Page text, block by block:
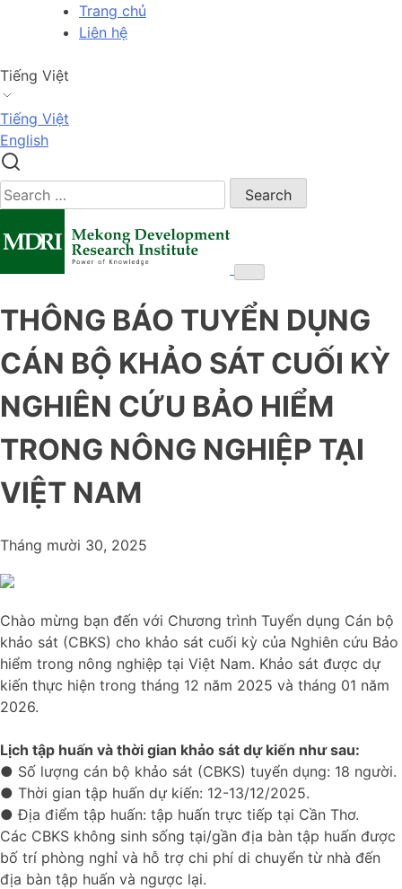
Trang chủ
Liên hệ
Tiếng Việt
Tiếng Việt
English
Search
for:
THÔNG BÁO TUYỂN DỤNG
CÁN BỘ KHẢO SÁT CUỐI KỲ
NGHIÊN CỨU BẢO HIỂM
TRONG NÔNG NGHIỆP TẠI
VIỆT NAM
Tháng mười 30, 2025
Chào mừng bạn đến với Chương trình Tuyển dụng Cán bộ
khảo sát (CBKS) cho khảo sát cuối kỳ của Nghiên cứu Bảo
hiểm trong nông nghiệp tại Việt Nam. Khảo sát được dự
kiến thực hiện trong tháng 12 năm 2025 và tháng 01 năm
2026.
Lịch tập huấn và thời gian khảo sát dự kiến như sau:
● Số lượng cán bộ khảo sát (CBKS) tuyển dụng: 18 người.
● Thời gian tập huấn dự kiến: 12-13/12/2025.
● Địa điểm tập huấn: tập huấn trực tiếp tại Cần Thơ.
Các CBKS không sinh sống tại/gần địa bàn tập huấn được
bố trí phòng nghỉ và hỗ trợ chi phí di chuyển từ nhà đến
địa bàn tập huấn và ngược lại.